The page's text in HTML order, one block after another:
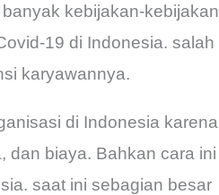
kebijakan-kebijakan
19 di Indonesia. salah
karyawannya.
di Indonesia karena
dan biaya. Bahkan cara ini
saat ini sebagian besar